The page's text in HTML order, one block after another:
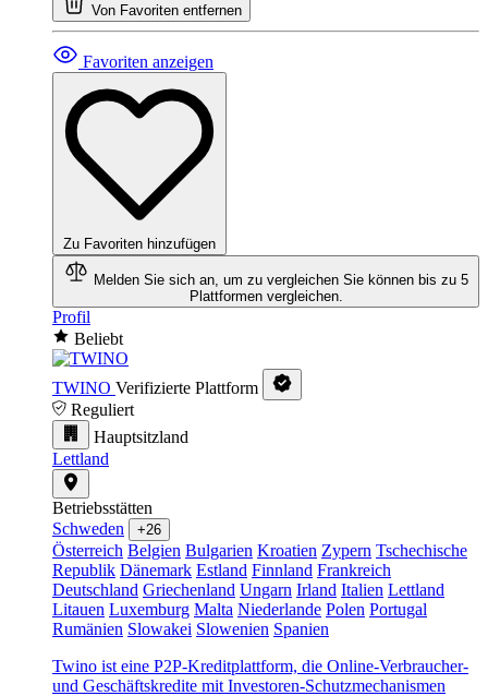
Von Favoriten entfernen
Favoriten anzeigen
Zu Favoriten hinzufügen
Melden Sie sich an, um zu vergleichen Sie können bis zu 5
Plattformen vergleichen.
Profil
Beliebt
TWINO Verifizierte Plattform
Reguliert
Hauptsitzland
Lettland
Betriebsstätten
Schweden
+26
Österreich Belgien Bulgarien Kroatien Zypern Tschechische
Republik Dänemark Estland Finnland Frankreich
Deutschland Griechenland Ungarn Irland Italien Lettland
Litauen Luxemburg Malta Niederlande Polen Portugal
Rumänien Slowakei Slowenien Spanien
Twino ist eine P2P-Kreditplattform, die Online-Verbraucher-
und Geschäftskredite mit Investoren-Schutzmechanismen